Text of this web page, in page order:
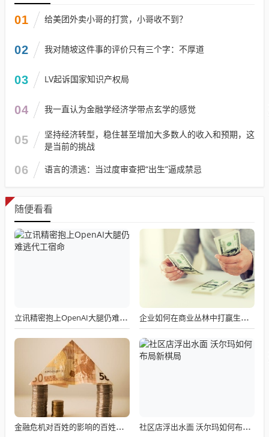
01 给美团外卖小哥的打赏，小哥收不到？
02 我对随坡这件事的评价只有三个字：不厚道
03 LV起诉国家知识产权局
04 我一直认为金融学经济学带点玄学的感觉
05
坚持经济转型，稳住甚至增加大多数人的收入和预期，这
是当前的挑战
06 语言的溃逃：当过度审查把“出生”逼成禁忌
随便看看
立讯精密抱上OpenAI大腿仍难逃代工宿命 企业如何在商业丛林中打赢生态位战争
金融危机对百姓的影响的百姓实录：工作没了，房子跌了，存款还安全吗？ 社区店浮出水面 沃尔玛如何布局新棋局